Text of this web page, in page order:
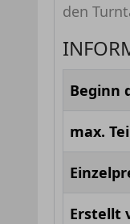
den
Beginn
max.
Erstellt